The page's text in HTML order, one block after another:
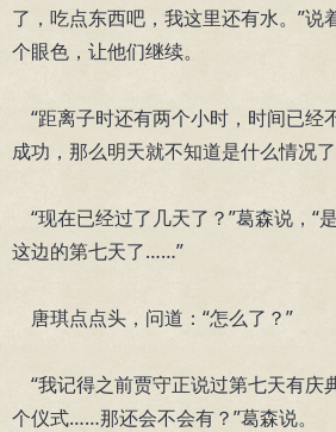
了，吃点东西吧，我这里还有水。”说
个眼色，让他们继续。
“距离子时还有两个小时，时间已经
成功，那么明天就不知道是什么情况了
“现在已经过了几天了？”葛森说，“
这边的第七天了……”
唐琪点点头，问道：“怎么了？”
“我记得之前贾守正说过第七天有庆
个仪式……那还会不会有？”葛森说。